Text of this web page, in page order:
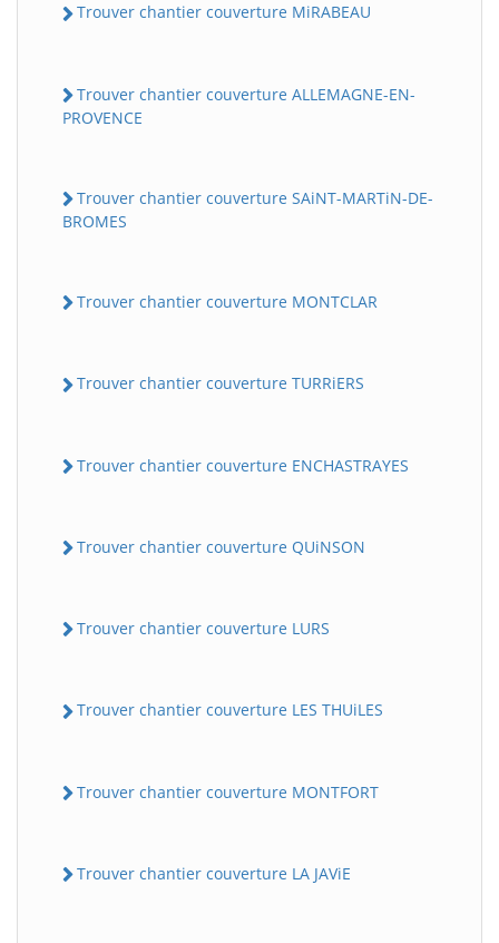
Trouver chantier couverture MiRABEAU
Trouver chantier couverture ALLEMAGNE-EN-
PROVENCE
Trouver chantier couverture SAiNT-MARTiN-DE-
BROMES
Trouver chantier couverture MONTCLAR
Trouver chantier couverture TURRiERS
Trouver chantier couverture ENCHASTRAYES
Trouver chantier couverture QUiNSON
Trouver chantier couverture LURS
Trouver chantier couverture LES THUiLES
Trouver chantier couverture MONTFORT
Trouver chantier couverture LA JAViE